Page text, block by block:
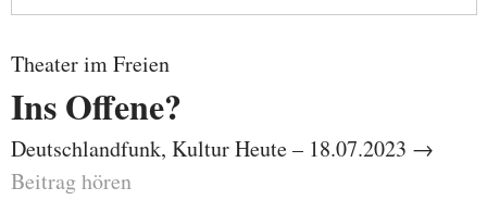
Theater im Freien
Ins Offene?
Deutschlandfunk, Kultur Heute – 18.07.2023 →
Beitrag hören